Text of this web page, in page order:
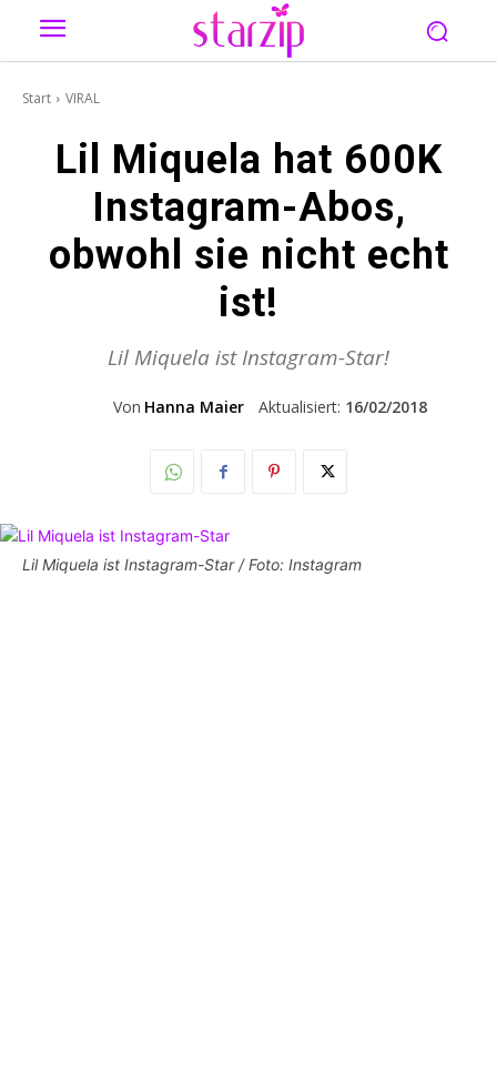
Start VIRAL
Lil Miquela hat 600K
Instagram-Abos,
obwohl sie nicht echt
ist!
Lil Miquela ist Instagram-Star!
Von Hanna Maier Aktualisiert: 16/02/2018
Lil Miquela ist Instagram-Star / Foto: Instagram